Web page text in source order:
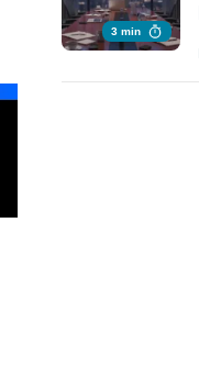
3 min